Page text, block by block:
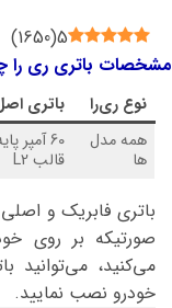
5
(
1650
)
مشخصات باتری ری‌
نوع ری‌را باتری
همه مدل
ها
60 آمپر
قالب L2
باتری فابریک و
صورتیکه بر روی
می‌کنید، می‌توانید
خودرو نصب نمایید.